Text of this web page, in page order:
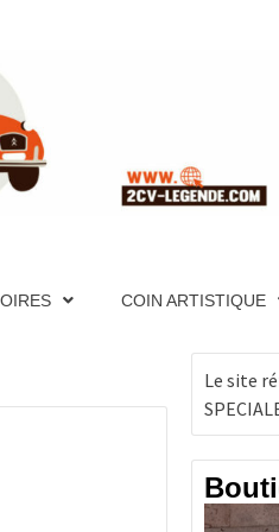
2CV
TECHNIQUES,
2CV PAR ANNÉE,
COIN ARTISTIQUE
Le site